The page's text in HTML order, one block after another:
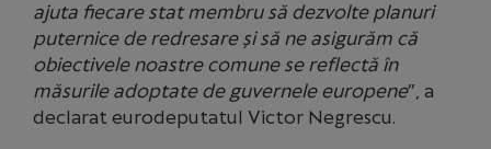
ajuta fiecare stat membru să dezvolte planuri
puternice de redresare și să ne asigurăm că
obiectivele noastre comune se reflectă în
măsurile adoptate de guvernele europene”, a
declarat eurodeputatul Victor Negrescu.